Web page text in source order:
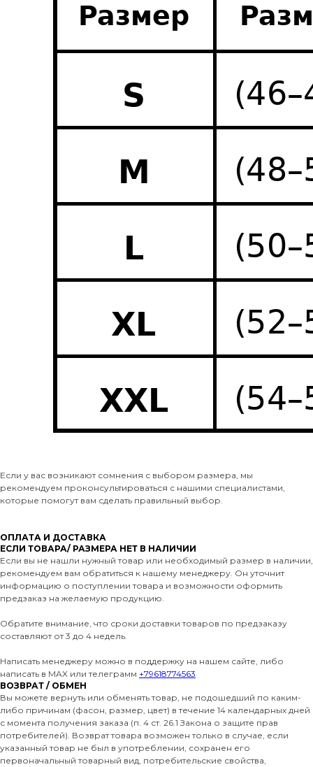
Если у вас возникают сомнения с выбором размера, мы
рекомендуем проконсультироваться с нашими специалистами,
которые помогут вам сделать правильный выбор.
ОПЛАТА И ДОСТАВКА
ЕСЛИ ТОВАРА/ РАЗМЕРА НЕТ В НАЛИЧИИ
Если вы не нашли нужный товар или необходимый размер в наличии,
рекомендуем вам обратиться к нашему менеджеру. Он уточнит
информацию о поступлении товара и возможности оформить
предзаказ на желаемую продукцию.
Обратите внимание, что сроки доставки товаров по предзаказу
составляют от 3 до 4 недель.
Написать менеджеру можно в поддержку на нашем сайте, либо
написать в MAX или телеграмм +79618774563
ВОЗВРАТ / ОБМЕН
Вы можете вернуть или обменять товар, не подошедший по каким-
либо причинам (фасон, размер, цвет) в течение 14 календарных дней
с момента получения заказа (п. 4 ст. 26.1 Закона о защите прав
потребителей). Возврат товара возможен только в случае, если
указанный товар не был в употреблении, сохранен его
первоначальный товарный вид, потребительские свойства,